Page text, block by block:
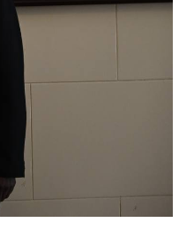
និង
ប្រតិកម្ម